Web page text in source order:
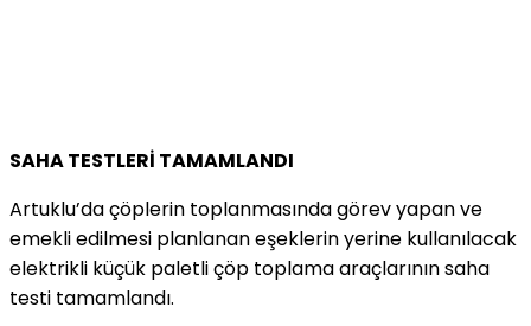
SAHA TESTLERİ TAMAMLANDI
Artuklu’da çöplerin toplanmasında görev yapan ve
emekli edilmesi planlanan eşeklerin yerine kullanılacak
elektrikli küçük paletli çöp toplama araçlarının saha
testi tamamlandı.